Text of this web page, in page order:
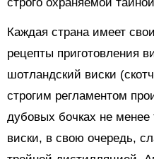
Каждая страна имеет
рецепты приготовления
шотландский виски
строгим регламентом
дубовых бочках не менее
виски, в свою очередь,